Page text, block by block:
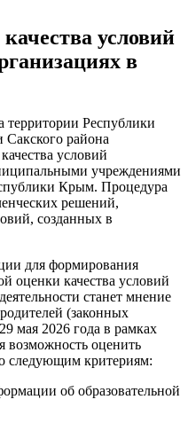
условий
в
территории Республики
района
условий
учреждениями
Крым. Процедура
решений,
созданных в
для формирования
оценки качества условий
станет мнение
(законных
мая 2026 года в рамках
возможность оценить
следующим критериям:
об образовательной